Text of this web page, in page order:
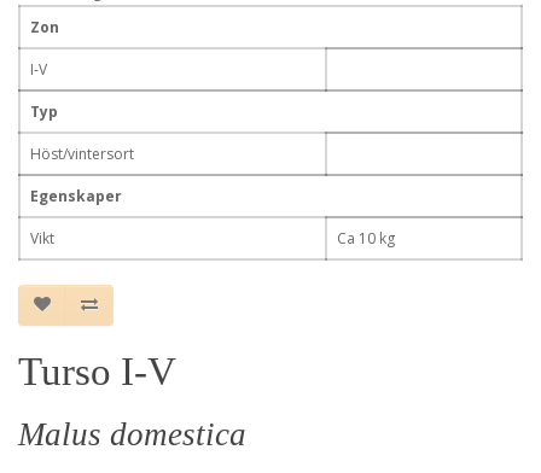
Zon
I-V
Typ
Höst/vintersort
Egenskaper
Vikt Ca 10 kg
Turso I-V
Malus domestica